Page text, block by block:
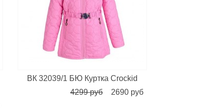
ВК 32039/1 БЮ Куртка Crockid
4299 руб
2690 руб